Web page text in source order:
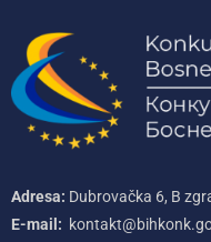
Adresa: Dubrovačka 6, B
E-mail: